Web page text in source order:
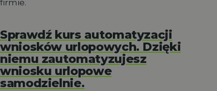
firmie.
Sprawdź kurs automatyzacji
wniosków urlopowych. Dzięki
niemu zautomatyzujesz
wniosku urlopowe
samodzielnie.